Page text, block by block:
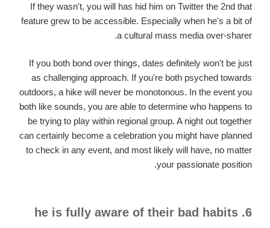
If they wasn't, you will has hid him on Twitter the 2nd that
feature grew to be accessible. Especially when he's a bit of
a cultural mass media over-sharer.
If you both bond over things, dates definitely won't be just
as challenging approach. If you're both psyched towards
outdoors, a hike will never be monotonous. In the event you
both like sounds, you are able to determine who happens to
be trying to play within regional group. A night out together
can certainly become a celebration you might have planned
to check in any event, and most likely will have, no matter
your passionate position.
6. he is fully aware of their bad habits